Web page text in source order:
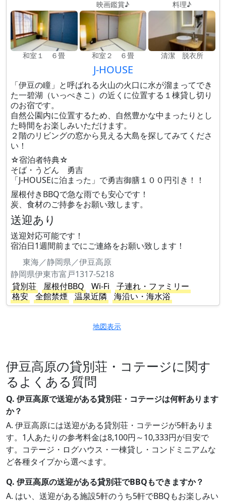
映画鑑賞♪
料理♪
和室１ ６畳 和室２ ６畳 清潔 脱衣所
J-HOUSE
「伊豆の瞳」と呼ばれる火山の火口に水が溜まってでき
た一碧湖（いっぺきこ）の近くに位置する１棟貸し切り
のお宿です。
自然公園内に位置するため、自然豊かな中まったりとし
た時間をお楽しみいただけます。
２階のリビングの窓から見える大島を探してみてくださ
い！
☆宿泊者特典☆
そば・うどん 勇吉
「J-HOUSEに泊まった」で勇吉御膳１００円引き！！
屋根付きBBQで急な雨でも安心です！
炭、食材のご持参をお願い致します。
送迎あり
送迎対応可能です！
宿泊日1週間前までにご連絡をお願い致します！
東海／静岡県／伊豆高原
静岡県伊東市富戸1317-5218
貸別荘
屋根付BBQ Wi-Fi
子連れ・ファミリー
格安
全館禁煙 温泉近隣 海沿い・海水浴
地図表示
伊豆高原の貸別荘・コテージに関す
るよくある質問
Q. 伊豆高原で送迎がある貸別荘・コテージは何軒あります
か？
A. 伊豆高原には送迎がある貸別荘・コテージが5軒ありま
す。1人あたりの参考料金は8,100円～10,333円が目安で
す。コテージ・ログハウス・一棟貸し・コンドミニアムな
ど各種タイプから選べます。
Q. 伊豆高原の送迎がある貸別荘でBBQもできますか？
A. はい、送迎がある施設5軒のうち5軒でBBQもお楽しみい